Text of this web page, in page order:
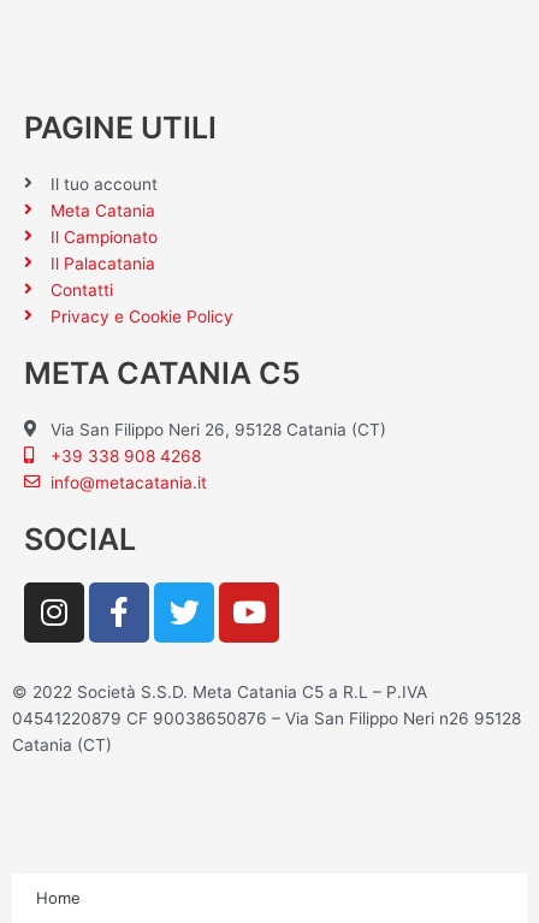
PAGINE UTILI
Il tuo account
Meta Catania
Il Campionato
Il Palacatania
Contatti
Privacy e Cookie Policy
META CATANIA C5
Via San Filippo Neri 26, 95128 Catania (CT)
+39 338 908 4268
info@metacatania.it
SOCIAL
I
n
t
a
g
F
a
e
b
T
w
t
t
Y
o
t
u
© 2022 Società S.S.D. Meta Catania C5 a R.L – P.IVA
04541220879 CF 90038650876 – Via San Filippo Neri n26 95128
Catania (CT)
Home